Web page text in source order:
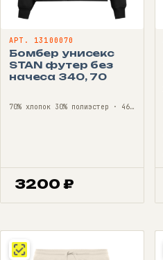
АРТ. 13100070
Бомбер унисекс
STAN футер без
начеса 340, 70
70% хлопок 30% полиэстер · 46—56
3200 ₽